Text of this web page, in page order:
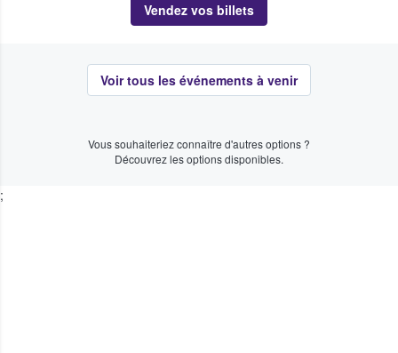
Vendez vos billets
Voir tous les événements à venir
Vous souhaiteriez connaître d'autres options ?
Découvrez les options disponibles.
;